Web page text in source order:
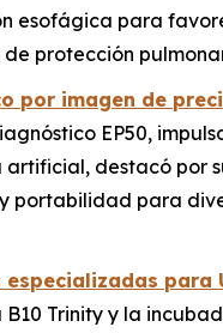
esofágica para
protección
por imagen de
EP50,
artificial, destacó por
portabilidad para
especializadas para
Trinity y la